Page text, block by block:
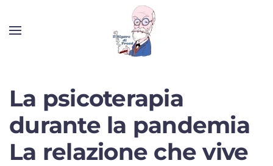
La psicoterapia
durante la pandemia
La relazione che vive